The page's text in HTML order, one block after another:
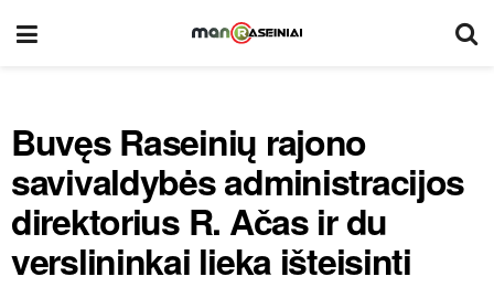
Buvęs Raseinių rajono
savivaldybės administracijos
direktorius R. Ačas ir du
verslininkai lieka išteisinti